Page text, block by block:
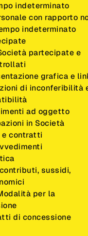
indeterminato
con rapporto
indeterminato
partecipate e
grafica e
di inconferibilità
ad oggetto
in Società
e contratti
sussidi,
per la
di concessione